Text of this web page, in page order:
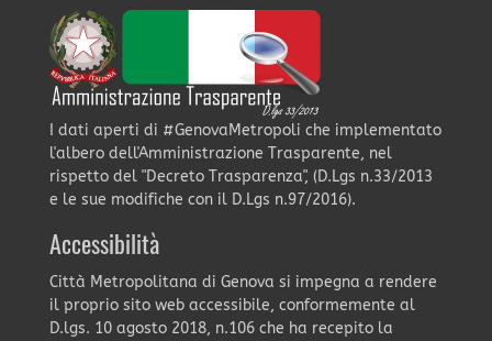
I dati aperti di #GenovaMetropoli che implementato
l'albero dell'Amministrazione Trasparente, nel
rispetto del "Decreto Trasparenza", (D.Lgs n.33/2013
e le sue modifiche con il D.Lgs n.97/2016).
Accessibilità
Città Metropolitana di Genova si impegna a rendere
il proprio sito web accessibile, conformemente al
D.lgs. 10 agosto 2018, n.106 che ha recepito la